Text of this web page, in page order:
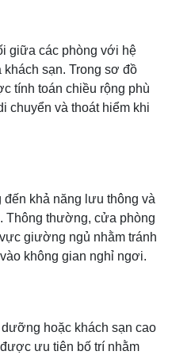
giữa các phòng với hệ
sạn. Trong sơ đồ
tính toán chiều rộng phù
chuyển và thoát hiểm khi
khả năng lưu thông và
Thông thường, cửa phòng
giường ngủ nhằm tránh
không gian nghỉ ngơi.
hoặc khách sạn cao
ưu tiên bố trí nhằm